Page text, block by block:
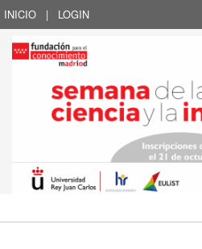
INICIO | LOGIN